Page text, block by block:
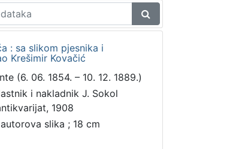
: sa slikom pjesnika i
Krešimir Kovačić
(6. 06. 1854. – 10. 12. 1889.)
i nakladnik J. Sokol
1908
slika ; 18 cm